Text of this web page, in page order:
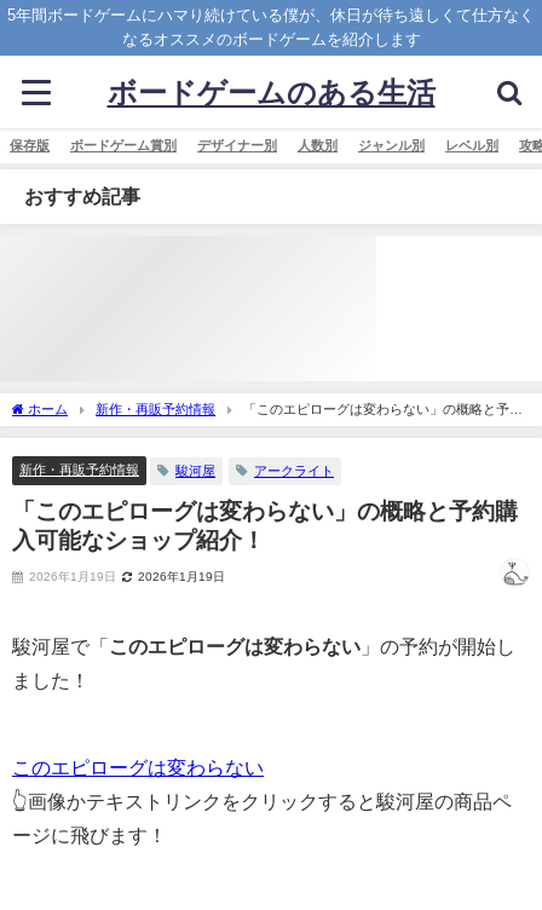
5年間ボードゲームにハマり続けている僕が、休日が待ち遠しくて仕方なく
なるオススメのボードゲームを紹介します
ボードゲームのある生活
保存版 ボードゲーム賞別 デザイナー別 人数別 ジャンル別 レベル別 攻
おすすめ記事
ホーム 新作・再販予約情報
「このエピローグは変わらない」の概略と予約
購入可能なショップ紹介！
新作・再販予約情報 駿河屋 アークライト
「このエピローグは変わらない」の概略と予約購
入可能なショップ紹介！
2026年1月19日 2026年1月19日
駿河屋で「 このエピローグは変わらない 」の予約が開始し
ました！
このエピローグは変わらない
👆画像かテキストリンクをクリックすると駿河屋の商品ペ
ージに飛びます！